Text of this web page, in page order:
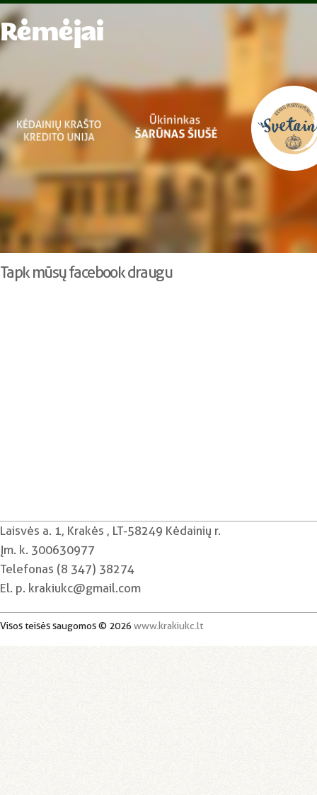
Rėmėjai
Tapk mūsų facebook draugu
Laisvės a. 1, Krakės , LT-58249 Kėdainių r.
Įm. k. 300630977
Telefonas (8 347) 38274
El. p. krakiukc@gmail.com
Visos teisės saugomos © 2026 www.krakiukc.lt